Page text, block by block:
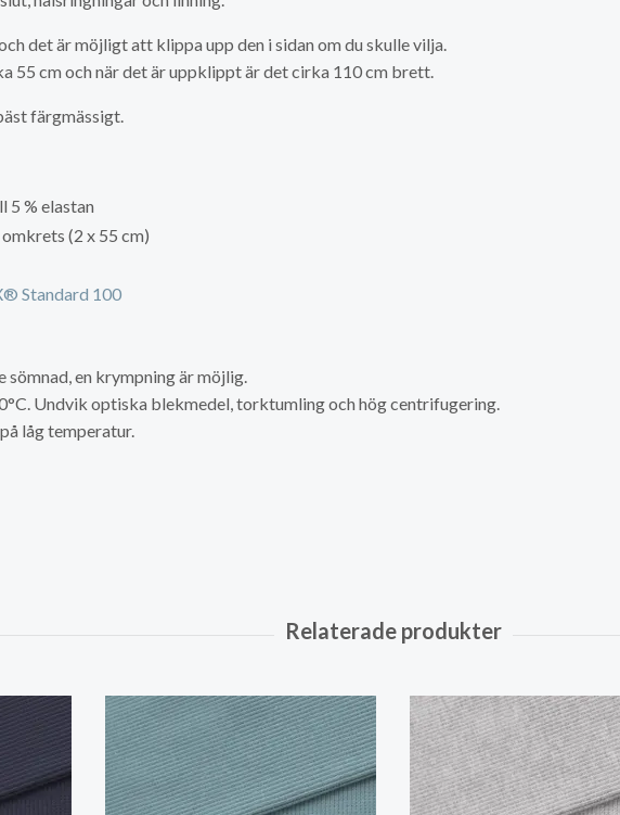
det är möjligt att klippa upp den i sidan om du skulle vilja.
55 cm och när det är uppklippt är det cirka 110 cm brett.
färgmässigt.
5 % elastan
(2 x 55 cm)
Standard 100
en krympning är möjlig.
Undvik optiska blekmedel, torktumling och hög centrifugering.
låg temperatur.